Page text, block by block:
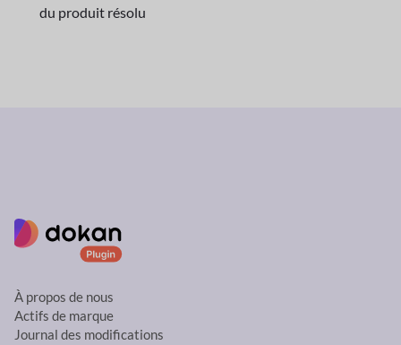
du produit résolu
À propos de nous
Actifs de marque
Journal des modifications